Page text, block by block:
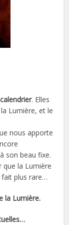
. Elles
Lumière, et le
nous apporte
son beau fixe.
que la Lumière
fait plus rare…
la Lumière.